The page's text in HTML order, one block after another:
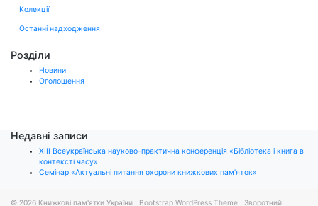
Колекції
Останні надходження
Розділи
Новини
Оголошення
Недавні записи
ХІІІ Всеукраїнська науково-практична конференція «Бібліотека і книга в
контексті часу»
Семінар «Актуальні питання охорони книжкових пам’яток»
© 2026 Книжкові пам'ятки України Bootstrap WordPress Theme Зворотний